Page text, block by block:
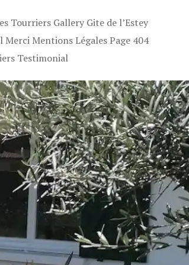
Tourriers Gallery Gite de l’Estey
Merci Mentions LégalesPage 404
Testimonial